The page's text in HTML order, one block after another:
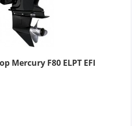
Mercury F80 ELPT EFI